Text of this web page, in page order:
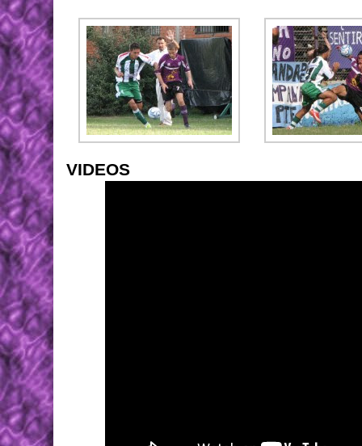
VIDEOS